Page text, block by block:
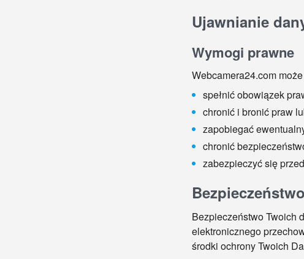
Ujawnianie
Wymogi prawne
Webcamera24.com
spełnić obowiązek
chronić i bronić praw
zapobiegać
chronić
zabezpieczyć się
Bezpieczeństwo Twoich
elektronicznego
środki ochrony Twoich